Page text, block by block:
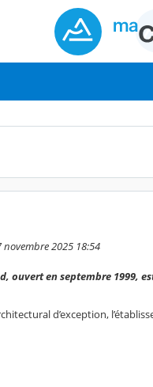
2025 18:54
ouvert en septembre 1999,
d’exception,